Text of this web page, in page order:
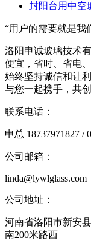
封阳台用中空
“用户的需要就是我
洛阳申诚玻璃技术
便宜，省时、省电
始终坚持诚信和让
与您一起携手，共
联系电话：
申总 18737971827 /
公司邮箱：
linda@lywlglass.com
公司地址：
河南省洛阳市新安
南200米路西